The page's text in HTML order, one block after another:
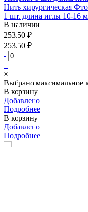
Нить хирургическая
1 шт. длина иглы 10-16
В наличии
253.50 ₽
253.50 ₽
-
+
×
Выбрано максимальное
В корзину
Добавлено
Подробнее
В корзину
Добавлено
Подробнее